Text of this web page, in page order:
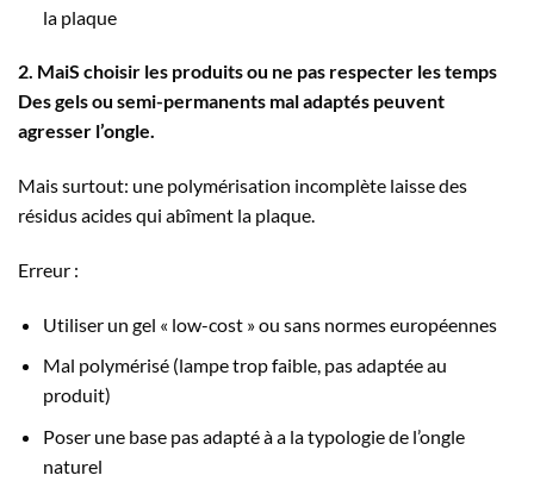
la plaque
2. MaiS choisir les produits ou ne pas respecter les temps
Des gels ou semi-permanents mal adaptés peuvent
agresser l’ongle.
Mais surtout: une polymérisation incomplète laisse des
résidus acides qui abîment la plaque.
Erreur :
Utiliser un gel « low-cost » ou sans normes européennes
Mal polymérisé (lampe trop faible, pas adaptée au
produit)
Poser une base pas adapté à a la typologie de l’ongle
naturel